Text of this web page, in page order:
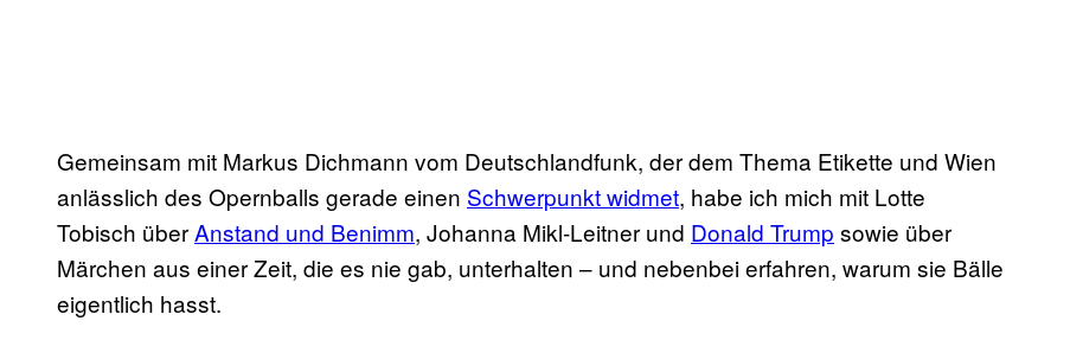
Gemeinsam mit Markus Dichmann vom Deutschlandfunk, der dem Thema Etikette und Wien
anlässlich des Opernballs gerade einen Schwerpunkt widmet, habe ich mich mit Lotte
Tobisch überAnstand und Benimm, Johanna Mikl-Leitner und Donald Trump sowie über
Märchen aus einer Zeit, die es nie gab, unterhalten – und nebenbei erfahren, warum sie Bälle
eigentlich hasst.